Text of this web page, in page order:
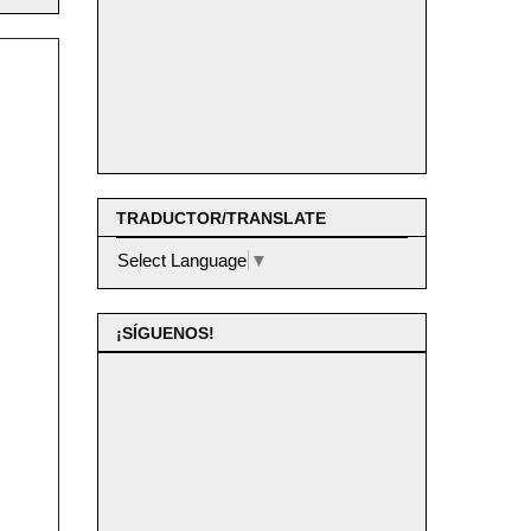
TRADUCTOR/TRANSLATE
Select Language ▼
¡SÍGUENOS!